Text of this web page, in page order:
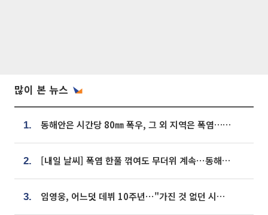
많이 본 뉴스
1. 동해안은 시간당 80㎜ 폭우, 그 외 지역은 폭염…‘극과 극 날씨’
2. [내일 날씨] 폭염 한풀 꺾여도 무더위 계속⋯동해안 이틀 연속 비
3. 임영웅, 어느덧 데뷔 10주년⋯"가진 것 없던 시절, 내 앞엔 20명의 팬뿐"